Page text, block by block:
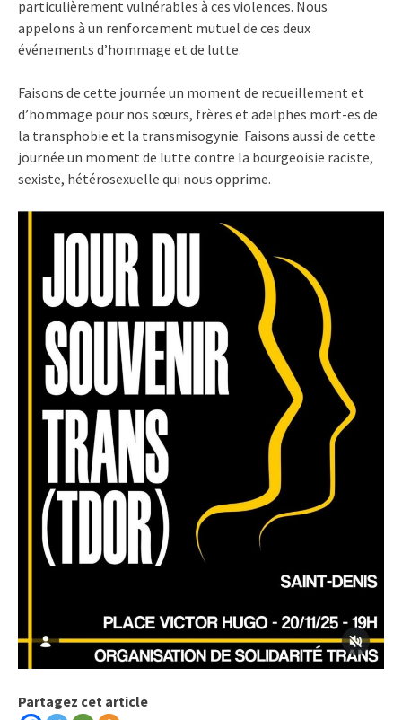
particulièrement vulnérables à ces violences. Nous
appelons à un renforcement mutuel de ces deux
événements d’hommage et de lutte.
Faisons de cette journée un moment de recueillement et
d’hommage pour nos sœurs, frères et adelphes mort-es de
la transphobie et la transmisogynie. Faisons aussi de cette
journée un moment de lutte contre la bourgeoisie raciste,
sexiste, hétérosexuelle qui nous opprime.
Partagez cet article